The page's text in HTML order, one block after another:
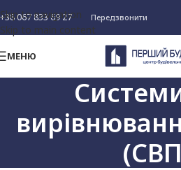
Skip to navigation
Skip to main content
+38 067 833 69 27 Передзвонити
МЕНЮ